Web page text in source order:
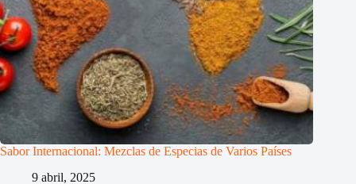
Sabor Internacional: Mezclas de Especias de Varios Países
9 abril, 2025